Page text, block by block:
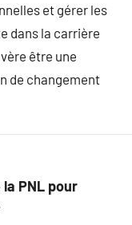
et gérer les
dans la carrière
être une
de changement
PNL pour